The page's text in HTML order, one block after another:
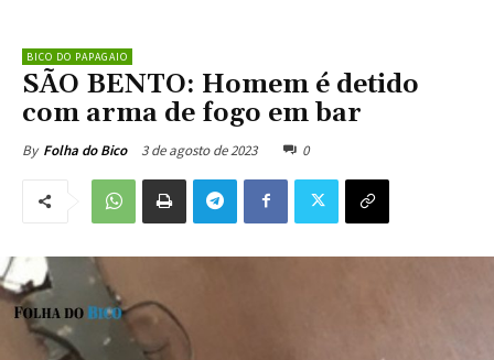
BICO DO PAPAGAIO
SÃO BENTO: Homem é detido
com arma de fogo em bar
By Folha do Bico 3 de agosto de 2023 0